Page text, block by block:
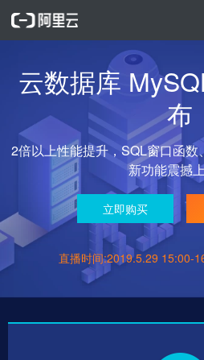
云数据库
布
2倍以上性能提升，SQL窗口函
新功能震撼
立即购买
直播时间:2019.5.29 15:00-